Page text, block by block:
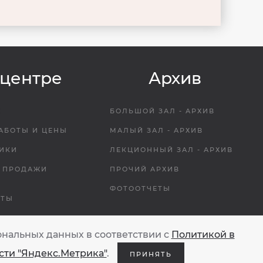
И ЦЕНЫ
ПРОДАЖИ
КАРТА
Архив
БОЛЬШОЙ ЗАЛ - АРХИВ
МАЛЫЙ ЗАЛ - АРХИВ
ЛЕКЦИОННЫЙ ЗАЛ - АРХИВ
ПРОЧИЙ АРХИВ
ФОТООТЧЕТЫ
данных в соответствии с Политикой в
"Яндекс.Метрика". ПРИНЯТЬ